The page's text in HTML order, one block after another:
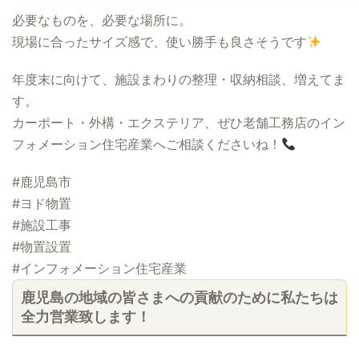
必要なものを、必要な場所に。
現場に合ったサイズ感で、使い勝手も良さそうです
年度末に向けて、施設まわりの整理・収納相談、増えてま
す。
カーポート・外構・エクステリア、ぜひ老舗工務店のイン
フォメーション住宅産業へご相談くださいね！
#鹿児島市
#ヨド物置
#施設工事
#物置設置
#インフォメーション住宅産業
鹿児島の地域の皆さまへの貢献のために私たちは
全力営業致します！